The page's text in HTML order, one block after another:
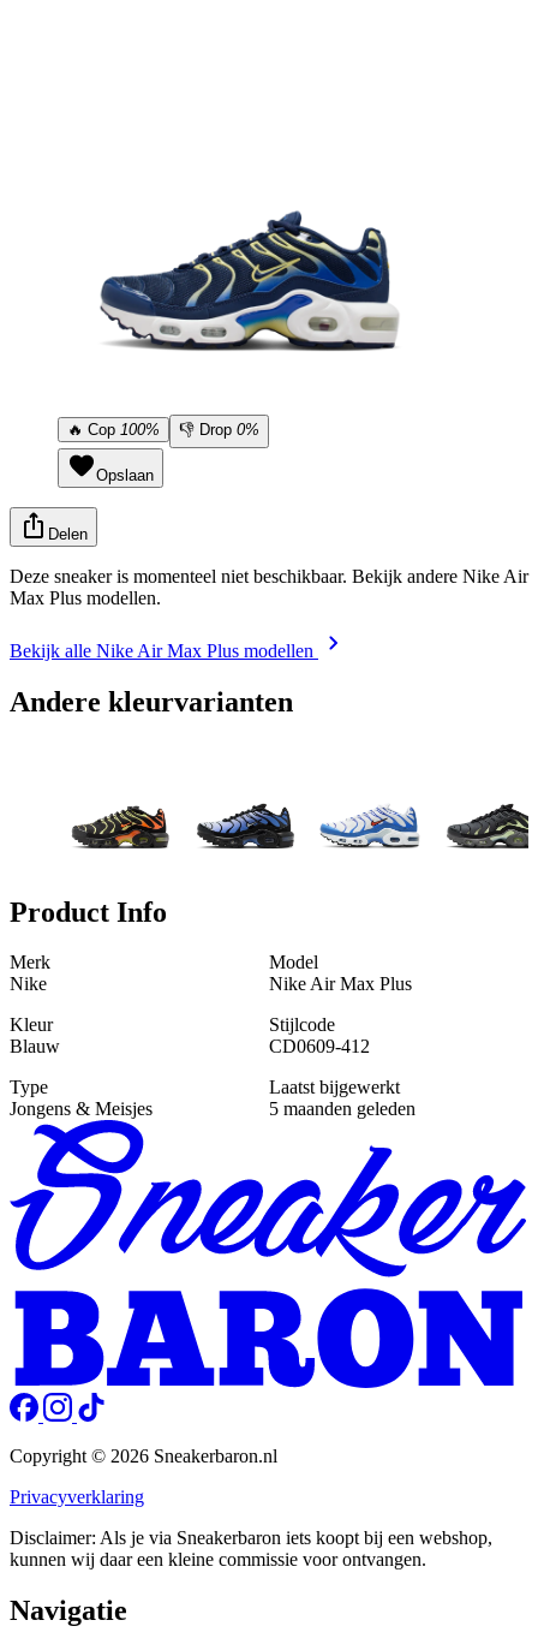
🔥 Cop 100% 👎 Drop 0%
Opslaan
Delen
Deze sneaker is momenteel niet beschikbaar. Bekijk andere Nike Air
Max Plus modellen.
Bekijk alle Nike Air Max Plus modellen
Andere kleurvarianten
Product Info
Merk
Nike
Model
Nike Air Max Plus
Kleur
Blauw
Stijlcode
CD0609-412
Type
Jongens & Meisjes
Laatst bijgewerkt
5 maanden geleden
Copyright © 2026 Sneakerbaron.nl
Privacyverklaring
Disclaimer: Als je via Sneakerbaron iets koopt bij een webshop,
kunnen wij daar een kleine commissie voor ontvangen.
Navigatie